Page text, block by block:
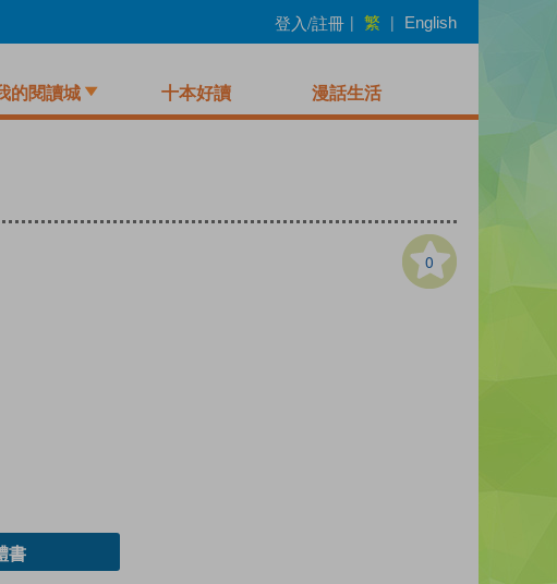
登入/註冊 | 繁 | English
的閱讀城 十本好讀 漫話生活
0
書